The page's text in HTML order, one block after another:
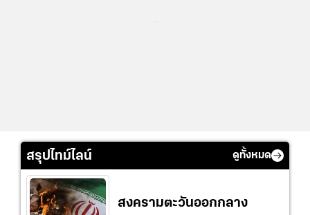
สรุปไทม์ไลน์ ดูทั้งหมด
สงครามตะวันออกกลาง